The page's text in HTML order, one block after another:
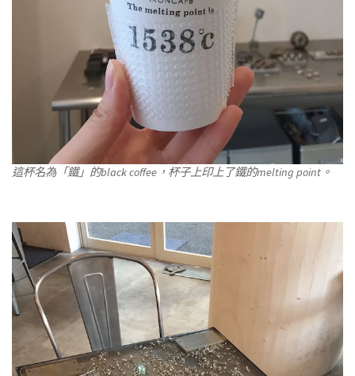
這杯名為「鐵」的black coffee，杯子上印上了鐵的melting point。